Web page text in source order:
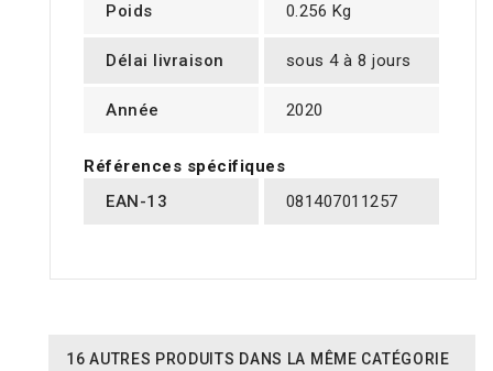
Poids 0.256 Kg
Délai livraison sous 4 à 8 jours
Année 2020
Références spécifiques
EAN-13
081407011257
16 AUTRES PRODUITS DANS LA MÊME CATÉGORIE